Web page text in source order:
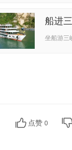
船进
坐船游三
点赞 0